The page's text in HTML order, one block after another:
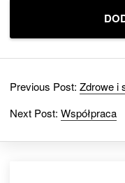
Previous Post: Zdrowe i
Next Post: Współpraca